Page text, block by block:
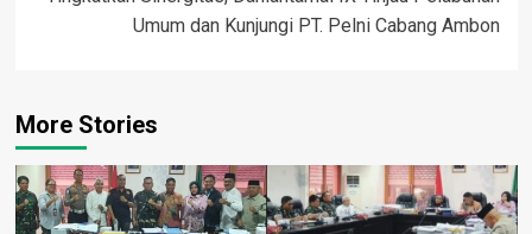
Umum dan Kunjungi PT. Pelni Cabang Ambon
More Stories